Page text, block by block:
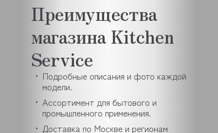
Преимущества
магазина Kitchen
Service
Подробные описания и фото каждой
модели.
Ассортимент для бытового и
промышленного применения.
Доставка по Москве и регионам